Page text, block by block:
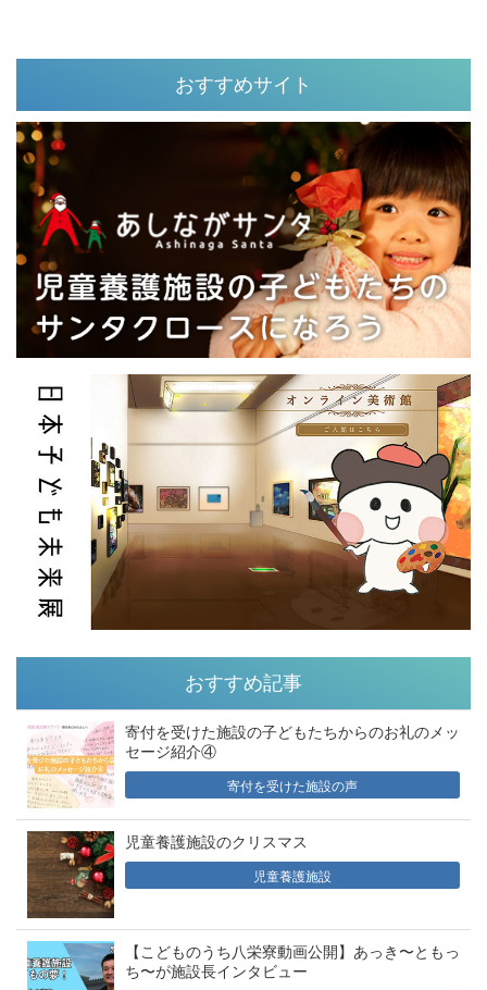
おすすめサイト
おすすめ記事
寄付を受けた施設の子どもたちからのお礼のメッ
セージ紹介④
寄付を受けた施設の声
児童養護施設のクリスマス
児童養護施設
【こどものうち八栄寮動画公開】あっき〜ともっ
ち〜が施設長インタビュー